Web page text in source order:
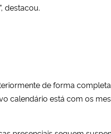
destacou.
de forma
calendário está com os